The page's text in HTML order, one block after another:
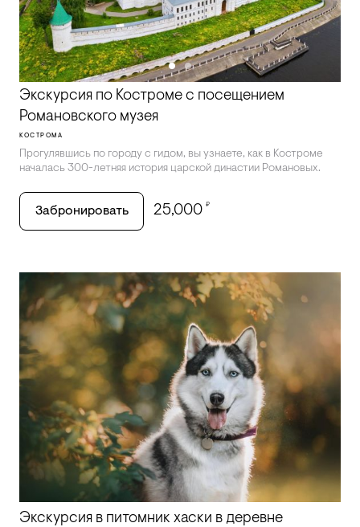
Экскурсия по Костроме с посещением
Романовского музея
КОСТРОМА
Прогулявшись по городу с гидом, вы узнаете, как в Костроме
началась 300-летняя история царской династии Романовых.
Забронировать 25,000 ₽
Экскурсия в питомник хаски в деревне